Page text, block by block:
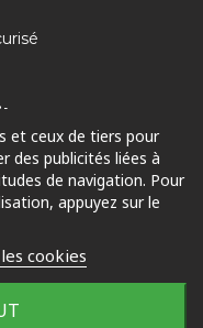
et ceux de tiers pour
des publicités liées à
de navigation. Pour
appuyez sur le
cookies